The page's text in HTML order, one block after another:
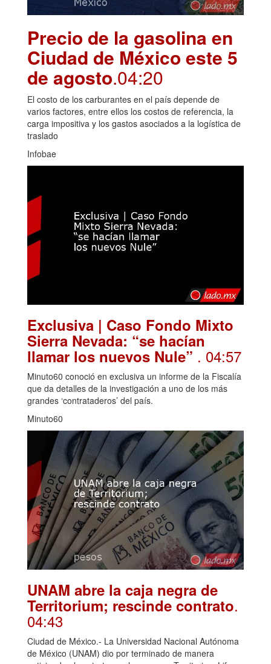
Precio de la gasolina en
Ciudad de México este 5
de agosto.04:20
El costo de los carburantes en el país depende de
varios factores, entre ellos los costos de referencia, la
carga impositiva y los gastos asociados a la logística de
traslado
Infobae
Exclusiva | Caso Fondo Mixto
Sierra Nevada: “se hacían
llamar los nuevos Nule” . 04:57
Minuto60 conoció en exclusiva un informe de la Fiscalía
que da detalles de la investigación a uno de los más
grandes ‘contrataderos’ del país.
Minuto60
UNAM abre la caja negra de
Territorium; rescinde contrato.
04:43
Ciudad de México.- La Universidad Nacional Autónoma
de México (UNAM) dio por terminado de manera